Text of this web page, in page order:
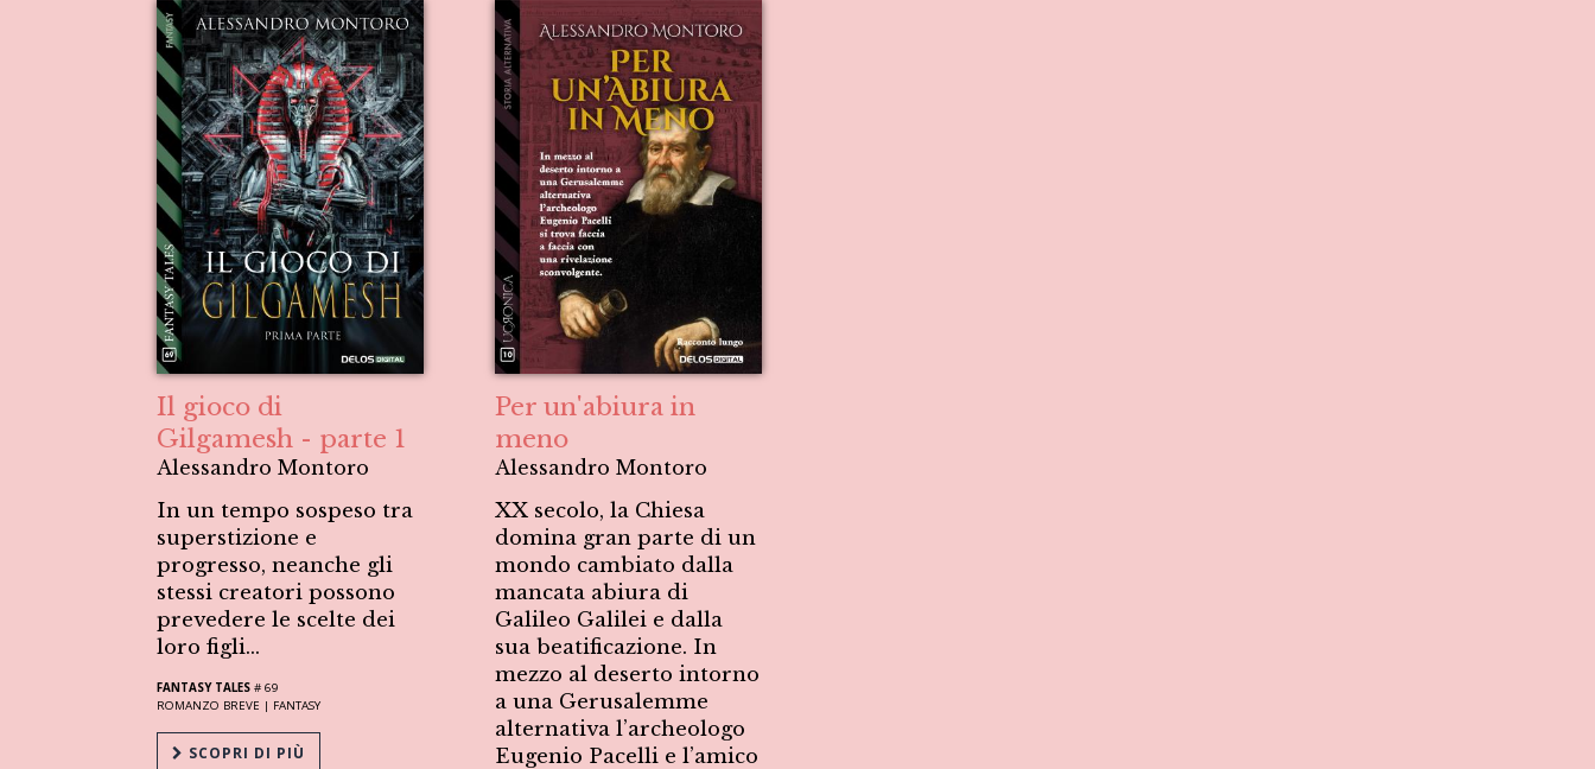
Il gioco di
Gilgamesh - parte 1
Alessandro Montoro
In un tempo sospeso tra
superstizione e
progresso, neanche gli
stessi creatori possono
prevedere le scelte dei
loro figli...
FANTASY TALES # 69
ROMANZO BREVE | FANTASY
SCOPRI DI PIÙ
Per un'abiura in
meno
Alessandro Montoro
XX secolo, la Chiesa
domina gran parte di un
mondo cambiato dalla
mancata abiura di
Galileo Galilei e dalla
sua beatificazione. In
mezzo al deserto intorno
a una Gerusalemme
alternativa l’archeologo
Eugenio Pacelli e l’amico